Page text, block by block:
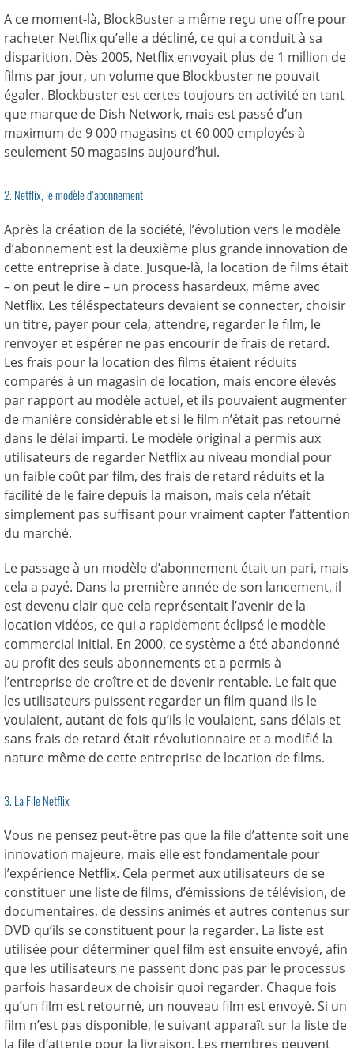
A ce moment-là, BlockBuster a même reçu une offre pour
racheter Netflix qu’elle a décliné, ce qui a conduit à sa
disparition. Dès 2005, Netflix envoyait plus de 1 million de
films par jour, un volume que Blockbuster ne pouvait
égaler. Blockbuster est certes toujours en activité en tant
que marque de Dish Network, mais est passé d’un
maximum de 9 000 magasins et 60 000 employés à
seulement 50 magasins aujourd’hui.
2. Netflix, le modèle d’abonnement
Après la création de la société, l’évolution vers le modèle
d’abonnement est la deuxième plus grande innovation de
cette entreprise à date. Jusque-là, la location de films était
– on peut le dire – un process hasardeux, même avec
Netflix. Les téléspectateurs devaient se connecter, choisir
un titre, payer pour cela, attendre, regarder le film, le
renvoyer et espérer ne pas encourir de frais de retard.
Les frais pour la location des films étaient réduits
comparés à un magasin de location, mais encore élevés
par rapport au modèle actuel, et ils pouvaient augmenter
de manière considérable et si le film n’était pas retourné
dans le délai imparti. Le modèle original a permis aux
utilisateurs de regarder Netflix au niveau mondial pour
un faible coût par film, des frais de retard réduits et la
facilité de le faire depuis la maison, mais cela n’était
simplement pas suffisant pour vraiment capter l’attention
du marché.
Le passage à un modèle d’abonnement était un pari, mais
cela a payé. Dans la première année de son lancement, il
est devenu clair que cela représentait l’avenir de la
location vidéos, ce qui a rapidement éclipsé le modèle
commercial initial. En 2000, ce système a été abandonné
au profit des seuls abonnements et a permis à
l’entreprise de croître et de devenir rentable. Le fait que
les utilisateurs puissent regarder un film quand ils le
voulaient, autant de fois qu’ils le voulaient, sans délais et
sans frais de retard était révolutionnaire et a modifié la
nature même de cette entreprise de location de films.
3. La File Netflix
Vous ne pensez peut-être pas que la file d’attente soit une
innovation majeure, mais elle est fondamentale pour
l’expérience Netflix. Cela permet aux utilisateurs de se
constituer une liste de films, d’émissions de télévision, de
documentaires, de dessins animés et autres contenus sur
DVD qu’ils se constituent pour la regarder. La liste est
utilisée pour déterminer quel film est ensuite envoyé, afin
que les utilisateurs ne passent donc pas par le processus
parfois hasardeux de choisir quoi regarder. Chaque fois
qu’un film est retourné, un nouveau film est envoyé. Si un
film n’est pas disponible, le suivant apparaît sur la liste de
la file d’attente pour la livraison. Les membres peuvent